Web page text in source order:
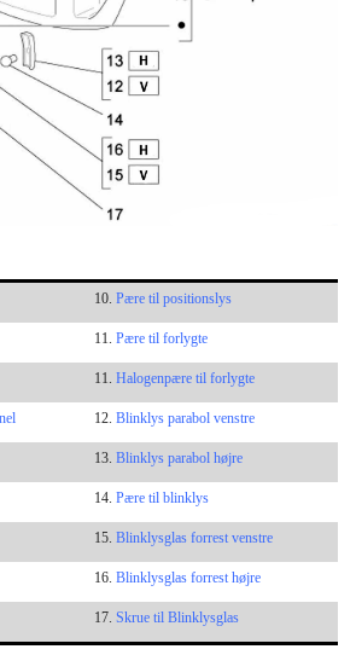
10.Pære til positionslys
11.Pære til forlygte
11.Halogenpære til forlygte
12.Blinklys parabol venstre
13.Blinklys parabol højre
14.Pære til blinklys
15.Blinklysglas forrest venstre
16.Blinklysglas forrest højre
17.Skrue til Blinklysglas